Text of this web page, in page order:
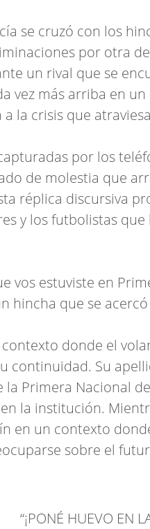
se cruzó con los
por otra
un rival que se
vez más arriba en
la crisis que
por los
de molestia que
réplica discursiva
y los futbolistas
vos estuviste en
hincha que se
donde el
continuidad. Su
la Primera Nacional
la institución.
en un contexto
sobre el
“¡PONÉ HUEVO EN